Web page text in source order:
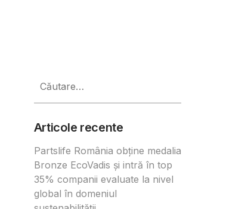
după:
Articole recente
Partslife România obține medalia
Bronze EcoVadis și intră în top
35% companii evaluate la nivel
global în domeniul